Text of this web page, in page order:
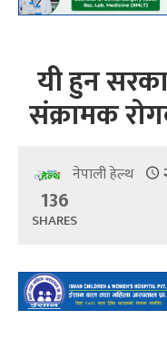
यी हुन
संक्रामक
नेपाली हेल्थ
136
SHARES